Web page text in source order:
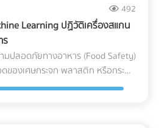
ญหาไซต์งานพื้นที่เสี่ยง บริษัทผู้รับ
บ่งการทำงานออกเป็น 2 เฟสหลัก:
เมินพื้นที่ (Site Assessment) ทีม
วามสูง (Topographic Survey)
ะประเมินทิศทางการไหลของน้ำตาม
กแบบและติดตั้งระบบระบายน้ำ
492
Learning ปฏิวัติเครื่องสแกน
มปลอดภัยทางอาหาร (Food Safety)
องเศษกระจก พลาสติก หรือกระดูก
นำไปสู่การเรียกคืนสินค้า (Product